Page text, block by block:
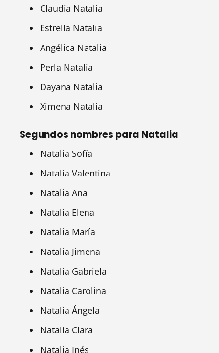
Claudia Natalia
Estrella Natalia
Angélica Natalia
Perla Natalia
Dayana Natalia
Ximena Natalia
Segundos nombres para Natalia
Natalia Sofía
Natalia Valentina
Natalia Ana
Natalia Elena
Natalia María
Natalia Jimena
Natalia Gabriela
Natalia Carolina
Natalia Ángela
Natalia Clara
Natalia Inés